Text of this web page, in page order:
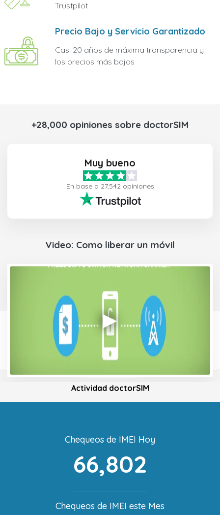
Trustpilot
Precio Bajo y Servicio Garantizado
Casi 20 años de máxima transparencia y
los precios más bajos
+28,000 opiniones sobre doctorSIM
Muy bueno
En base a 27,542 opiniones
Video: Como liberar un móvil
Actividad doctorSIM
Chequeos de IMEI Hoy
66,802
Chequeos de IMEI este Mes